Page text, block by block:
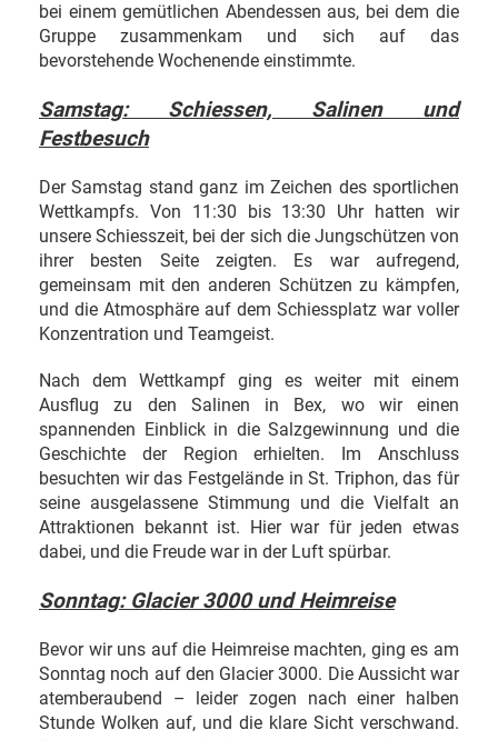
bei einem gemütlichen Abendessen aus, bei dem die
Gruppe zusammenkam und sich auf das
bevorstehende Wochenende einstimmte.
Samstag: Schiessen, Salinen und
Festbesuch
Der Samstag stand ganz im Zeichen des sportlichen
Wettkampfs. Von 11:30 bis 13:30 Uhr hatten wir
unsere Schiesszeit, bei der sich die Jungschützen von
ihrer besten Seite zeigten. Es war aufregend,
gemeinsam mit den anderen Schützen zu kämpfen,
und die Atmosphäre auf dem Schiessplatz war voller
Konzentration und Teamgeist.
Nach dem Wettkampf ging es weiter mit einem
Ausflug zu den Salinen in Bex, wo wir einen
spannenden Einblick in die Salzgewinnung und die
Geschichte der Region erhielten. Im Anschluss
besuchten wir das Festgelände in St. Triphon, das für
seine ausgelassene Stimmung und die Vielfalt an
Attraktionen bekannt ist. Hier war für jeden etwas
dabei, und die Freude war in der Luft spürbar.
Sonntag: Glacier 3000 und Heimreise
Bevor wir uns auf die Heimreise machten, ging es am
Sonntag noch auf den Glacier 3000. Die Aussicht war
atemberaubend – leider zogen nach einer halben
Stunde Wolken auf, und die klare Sicht verschwand.